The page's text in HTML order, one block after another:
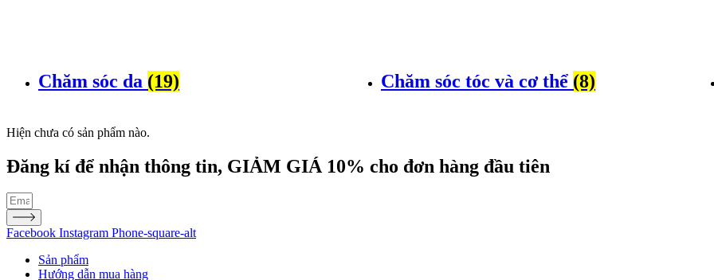
Chăm sóc da (19) Chăm sóc tóc và cơ thể (8)
Hiện chưa có sản phẩm nào.
Đăng kí để nhận thông tin, GIẢM GIÁ 10% cho đơn hàng đầu tiên
Facebook Instagram Phone-square-alt
Sản phẩm
Hướng dẫn mua hàng